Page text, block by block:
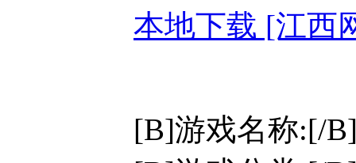
本地下载 [江西
[B]游戏名称:[/